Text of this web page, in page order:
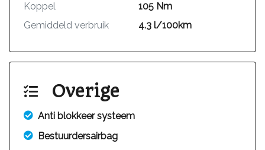
Koppel
105 Nm
Gemiddeld verbruik
4.3 l/100km
Overige
Anti blokkeer systeem
Bestuurdersairbag